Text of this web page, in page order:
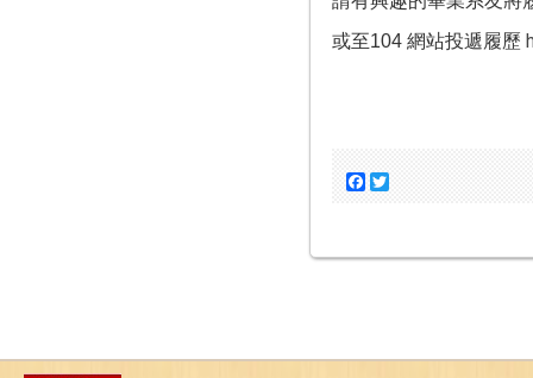
或至104 網站投遞履歷
Facebook